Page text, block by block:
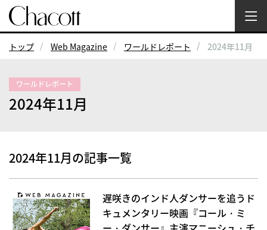
トップ Web Magazine ワールドレポート 2024年11月
ワールドレポート
2024年11月
2024年11月の記事一覧
遅咲きのインド人ダンサーを追うド
キュメンタリー映画『コール・ミ